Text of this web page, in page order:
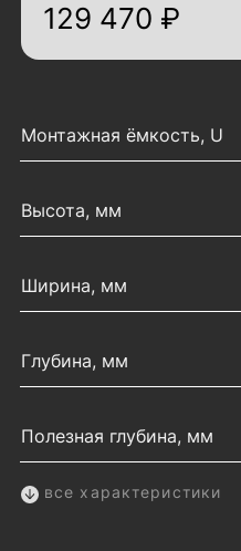
129 470 ₽
Монтажная ёмкость, U
Высота, мм
Ширина, мм
Глубина, мм
Полезная глубина, мм
все характеристики